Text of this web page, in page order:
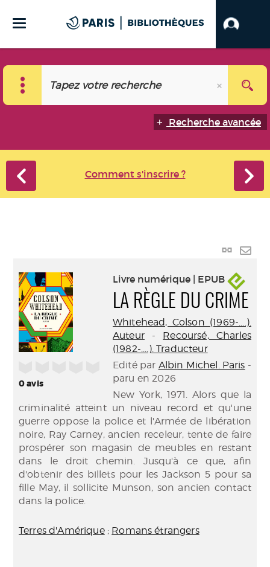
Recherche avancée
Comment s'inscrire ?
Lien
0avis
Livre numérique | EPUB
LA RÈGLE DU CRIME
Whitehead, Colson (1969-....).
Auteur- Recoursé, Charles
(1982-....). Traducteur
Edité par Albin Michel. Paris -
paru en 2026
New York, 1971. Alors que la
criminalité atteint un niveau record et qu'une
guerre oppose la police et l'Armée de libération
noire, Ray Carney, ancien receleur, tente de faire
prospérer son magasin de meubles en restant
dans le droit chemin. Jusqu'à ce que, afin
d'obtenir des billets pour les Jackson 5 pour sa
fille May, il sollicite Munson, son ancien contact
dans la police.
Terres d'Amérique; Romans étrangers